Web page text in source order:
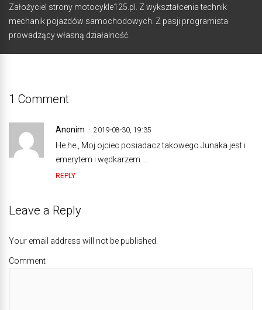
Założyciel strony motocykle125.pl. Z wykształcenia technik
mechanik pojazdów samochodowych. Z pasji programista
prowadzący własną działalność.
1 Comment
Anonim 2019-08-30, 19:35
He he , Moj ojciec posiadacz takowego Junaka jest i
emerytem i wędkarzem …
REPLY
Leave a Reply
Your email address will not be published.
Comment